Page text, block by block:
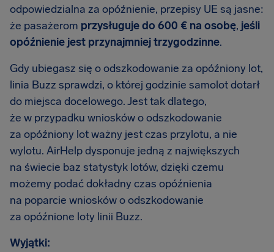
odpowiedzialna za opóźnienie, przepisy UE są jasne:
że pasażerom przysługuje do 600 € na osobę, jeśli
opóźnienie jest przynajmniej trzygodzinne.
Gdy ubiegasz się o odszkodowanie za opóźniony lot,
linia Buzz sprawdzi, o której godzinie samolot dotarł
do miejsca docelowego. Jest tak dlatego,
że w przypadku wniosków o odszkodowanie
za opóźniony lot ważny jest czas przylotu, a nie
wylotu. AirHelp dysponuje jedną z największych
na świecie baz statystyk lotów, dzięki czemu
możemy podać dokładny czas opóźnienia
na poparcie wniosków o odszkodowanie
za opóźnione loty linii Buzz.
Wyjątki: